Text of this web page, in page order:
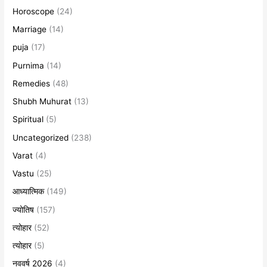
Horoscope (24)
Marriage (14)
puja (17)
Purnima (14)
Remedies (48)
Shubh Muhurat (13)
Spiritual (5)
Uncategorized (238)
Varat (4)
Vastu (25)
आध्यात्मिक(149)
ज्योतिष (157)
त्योहार(52)
त्योहार(5)
नववर्ष 2026 (4)